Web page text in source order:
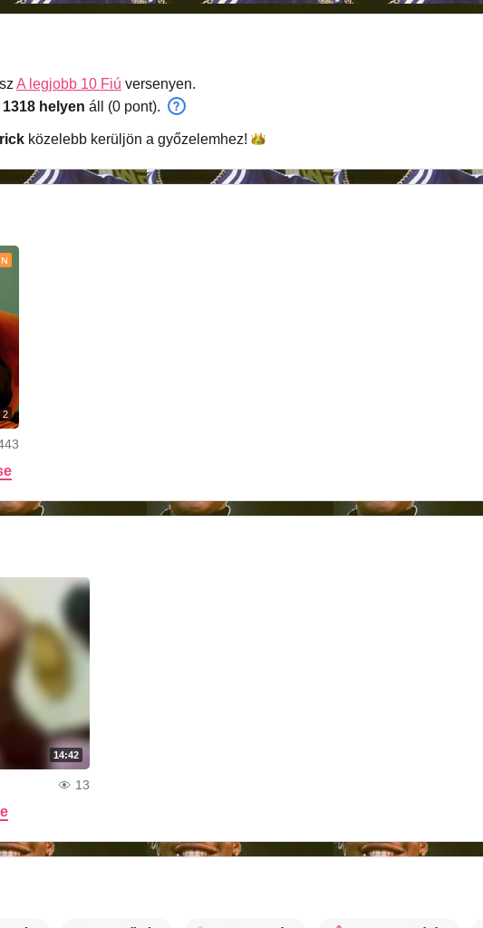
A legjobb 10 Fiú versenyen.
1318 helyen áll (0 pont).
közelebb kerüljön a győzelemhez!
2
14:42
13